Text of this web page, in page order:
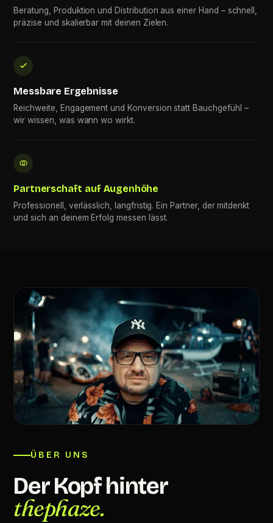
Beratung, Produktion und Distribution aus einer Hand – schnell,
präzise und skalierbar mit deinen Zielen.
Messbare Ergebnisse
Reichweite, Engagement und Konversion statt Bauchgefühl –
wir wissen, was wann wo wirkt.
Partnerschaft auf Augenhöhe
Professionell, verlässlich, langfristig. Ein Partner, der mitdenkt
und sich an deinem Erfolg messen lässt.
ÜBER UNS
Der Kopf hinter
thephaze.